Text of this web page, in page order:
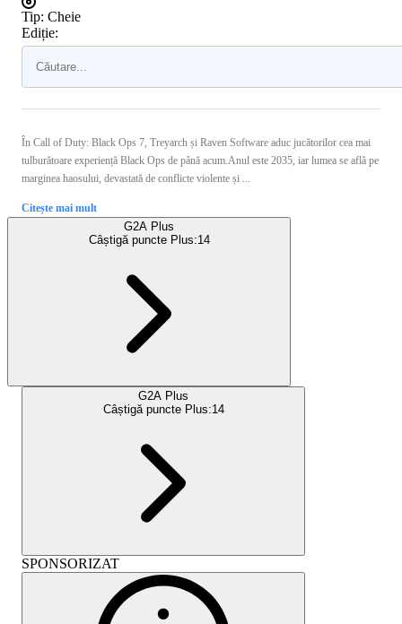
Tip: Cheie
Ediție:
În Call of Duty: Black Ops 7, Treyarch și Raven Software aduc jucătorilor cea mai
tulburătoare experiență Black Ops de până acum.Anul este 2035, iar lumea se află pe
marginea haosului, devastată de conflicte violente și ...
Citește mai mult
G2A Plus
Câștigă puncte Plus:14
G2A Plus
Câștigă puncte Plus:14
SPONSORIZAT